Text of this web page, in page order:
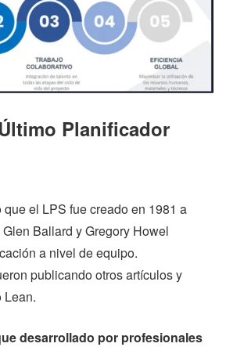
Planificador
el LPS fue creado en 1981 a
Ballard y Gregory Howel
a nivel de equipo.
publicando otros artículos y
Lean.
desarrollado por profesionales